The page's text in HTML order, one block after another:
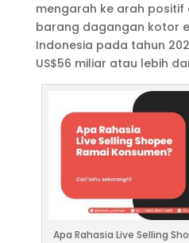
mengarah ke arah positif
barang dagangan kotor
Indonesia pada tahun
US$56 miliar atau lebih
Apa Rahasia Live Selling